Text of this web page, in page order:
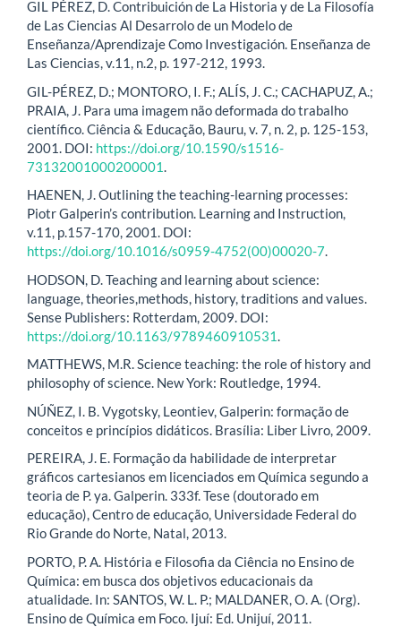
GIL PÉREZ, D. Contribuición de La Historia y de La Filosofía
de Las Ciencias Al Desarrolo de un Modelo de
Enseñanza/Aprendizaje Como Investigación. Enseñanza de
Las Ciencias, v.11, n.2, p. 197-212, 1993.
GIL-PÉREZ, D.; MONTORO, I. F.; ALÍS, J. C.; CACHAPUZ, A.;
PRAIA, J. Para uma imagem não deformada do trabalho
científico. Ciência & Educação, Bauru, v. 7, n. 2, p. 125-153,
2001. DOI: https://doi.org/10.1590/s1516-
73132001000200001
HAENEN, J. Outlining the teaching-learning processes:
Piotr Galperin’s contribution. Learning and Instruction,
v.11, p.157-170, 2001. DOI:
https://doi.org/10.1016/s0959-4752(00)00020-7.
HODSON, D. Teaching and learning about science:
language, theories,methods, history, traditions and values.
Sense Publishers: Rotterdam, 2009. DOI:
https://doi.org/10.1163/9789460910531
MATTHEWS, M.R. Science teaching: the role of history and
philosophy of science. New York: Routledge, 1994.
NÚÑEZ, I. B. Vygotsky, Leontiev, Galperin: formação de
conceitos e princípios didáticos. Brasília: Liber Livro, 2009.
PEREIRA, J. E. Formação da habilidade de interpretar
gráficos cartesianos em licenciados em Química segundo a
teoria de P. ya. Galperin. 333f. Tese (doutorado em
educação), Centro de educação, Universidade Federal do
Rio Grande do Norte, Natal, 2013.
PORTO, P. A. História e Filosofia da Ciência no Ensino de
Química: em busca dos objetivos educacionais da
atualidade. In: SANTOS, W. L. P.; MALDANER, O. A. (Org).
Ensino de Química em Foco. Ijuí: Ed. Unijuí, 2011.